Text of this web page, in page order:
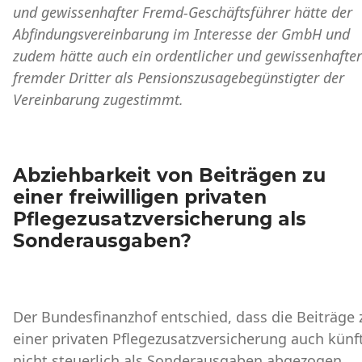
und gewissenhafter Fremd-Geschäftsführer hätte der
Abfindungsvereinbarung im Interesse der GmbH und
zudem hätte auch ein ordentlicher und gewissenhafter
fremder Dritter als Pensionszusagebegünstigter der
Vereinbarung zugestimmt.
Abziehbarkeit von Beiträgen zu
einer freiwilligen privaten
Pflegezusatzversicherung als
Sonderausgaben?
Der Bundesfinanzhof entschied, dass die Beiträge
einer privaten Pflegezusatzversicherung auch